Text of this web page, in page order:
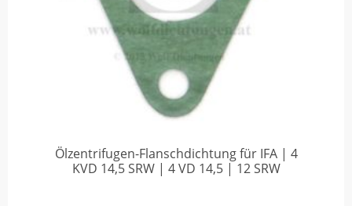
Ölzentrifugen-Flanschdichtung für IFA | 4
KVD 14,5 SRW | 4 VD 14,5 | 12 SRW